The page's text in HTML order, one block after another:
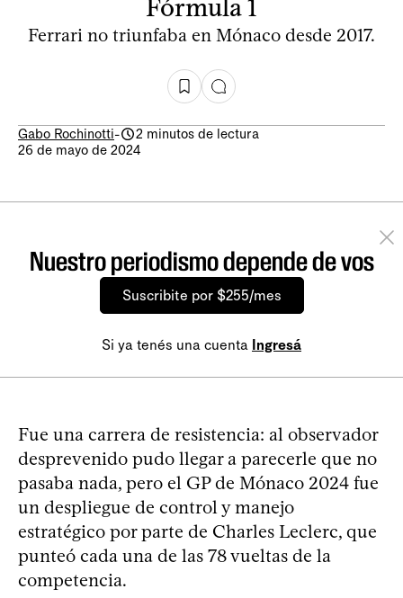
Fórmula 1
Ferrari no triunfaba en Mónaco desde 2017.
Gabo Rochinotti-
2 minutos de lectura
26 de mayo de 2024
Nuestro periodismo depende de vos
Suscribite por $255/mes
Si ya tenés una cuenta Ingresá
Fue una carrera de resistencia: al observador
desprevenido pudo llegar a parecerle que no
pasaba nada, pero el GP de Mónaco 2024 fue
un despliegue de control y manejo
estratégico por parte de Charles Leclerc, que
punteó cada una de las 78 vueltas de la
competencia.